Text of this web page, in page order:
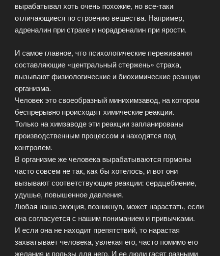
вырабатывал хоть очень похожие, но все-таки
отличающиеся по строению вещества. Например,
адреналин при страхе и норадреналин при ярости.
И самое главное, что психологические переживания
составляющие «центральный стержень» страха,
вызывают физиологические и биохимические реакции
организма.
Человек это своеобразный минихимзавод, на котором
беспрерывно происходят химические реакции.
Только на химзаводе эти реакции запланированы
производственным процессом и находятся под
контролем.
В организме же человека вырабатываются гормоны
часто совсем не так, как бы хотелось, и вот они
вызывают соответствующие реакции: сердцебиение,
удушье, повышенное давления.
Любая наша эмоция, возникнув, может нарастать, если
она согласуется с нашим пониманием и привычками.
И если она не находит препятствий, то нарастая
захватывает человека, увлекая его, часто помимо его
желания и пользы для него. И ее люди гасят разными